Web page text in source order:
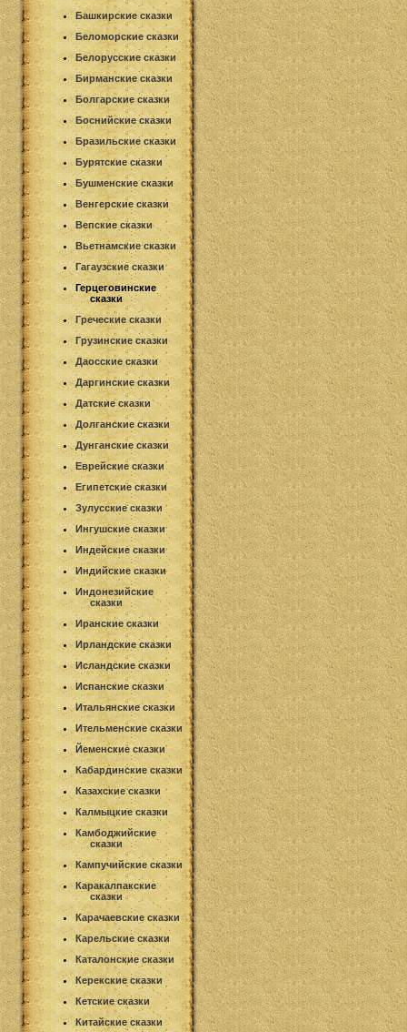
Башкирские сказки
Беломорские сказки
Белорусские сказки
Бирманские сказки
Болгарские сказки
Боснийские сказки
Бразильские сказки
Бурятские сказки
Бушменские сказки
Венгерские сказки
Вепские сказки
Вьетнамские сказки
Гагаузские сказки
Герцеговинские
сказки
Греческие сказки
Грузинские сказки
Даосские сказки
Даргинские сказки
Датские сказки
Долганские сказки
Дунганские сказки
Еврейские сказки
Египетские сказки
Зулусские сказки
Ингушские сказки
Индейские сказки
Индийские сказки
Индонезийские
сказки
Иранские сказки
Ирландские сказки
Исландские сказки
Испанские сказки
Итальянские сказки
Ительменские сказки
Йеменские сказки
Кабардинские сказки
Казахские сказки
Калмыцкие сказки
Камбоджийские
сказки
Кампучийские сказки
Каракалпакские
сказки
Карачаевские сказки
Карельские сказки
Каталонские сказки
Керекские сказки
Кетские сказки
Китайские сказки